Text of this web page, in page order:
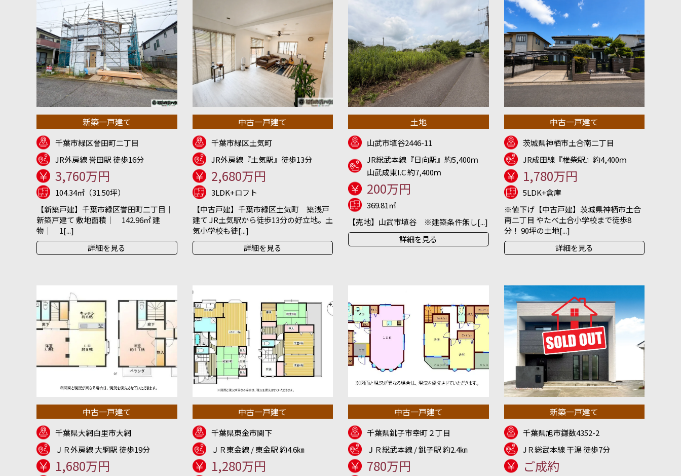
新築一戸建て
千葉市緑区誉田町二丁目
JR外房線 誉田駅 徒歩16分
3,760万円
104.34㎡（31.50坪）
【新築戸建】千葉市緑区誉田町二丁目｜
新築戸建て 敷地面積｜ 142.96㎡ 建
物｜ 1[...]
詳細を見る
中古一戸建て
千葉市緑区土気町
JR外房線『土気駅』徒歩13分
2,680万円
3LDK+ロフト
【中古戸建】千葉市緑区土気町 築浅戸
建て JR土気駅から徒歩13分の好立地。土
気小学校も徒[...]
詳細を見る
土地
山武市埴谷2446-11
JR総武本線『日向駅』約5,400ｍ
山武成東I.C 約7,400ｍ
200万円
369.81㎡
【売地】山武市埴谷 ※建築条件無し[...]
詳細を見る
中古一戸建て
茨城県神栖市土合南二丁目
JR成田線『椎柴駅』約4,400ｍ
1,780万円
5LDK+倉庫
※値下げ【中古戸建】茨城県神栖市土合
南二丁目 やたべ土合小学校まで徒歩8
分！ 90坪の土地[...]
詳細を見る
中古一戸建て
千葉県大網白里市大網
ＪＲ外房線 大網駅 徒歩19分
1,680万円
中古一戸建て
千葉県東金市関下
ＪＲ東金線 / 東金駅 約4.6㎞
1,280万円
中古一戸建て
千葉県銚子市幸町２丁目
ＪＲ総武本線 / 銚子駅 約2.4㎞
780万円
新築一戸建て
千葉県旭市鎌数4352-2
JＲ総武本線 干潟 徒歩7分
ご成約